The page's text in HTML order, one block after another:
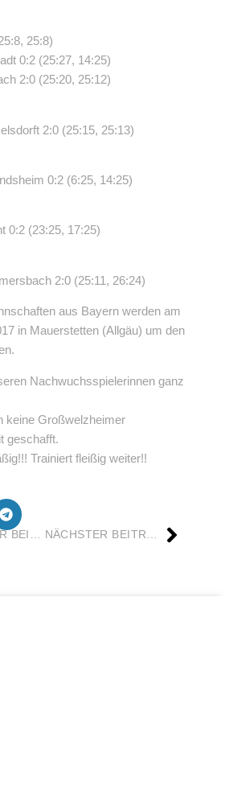
25:8)
0:2 (25:27, 14:25)
2:0 (25:20, 25:12)
2:0 (25:15, 25:13)
0:2 (6:25, 14:25)
0:2 (23:25, 17:25)
2:0 (25:11, 26:24)
aus Bayern werden am
in Mauerstetten (Allgäu) um den
Nachwuchsspielerinnen ganz
keine Großwelzheimer
geschafft.
Trainiert fleißig weiter!!